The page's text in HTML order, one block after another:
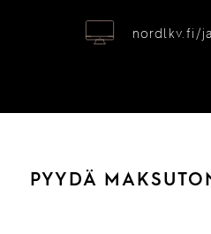
nordlkv.fi/
PYYDÄ